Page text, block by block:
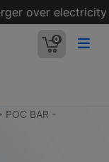
over electricity
0
POC BAR -